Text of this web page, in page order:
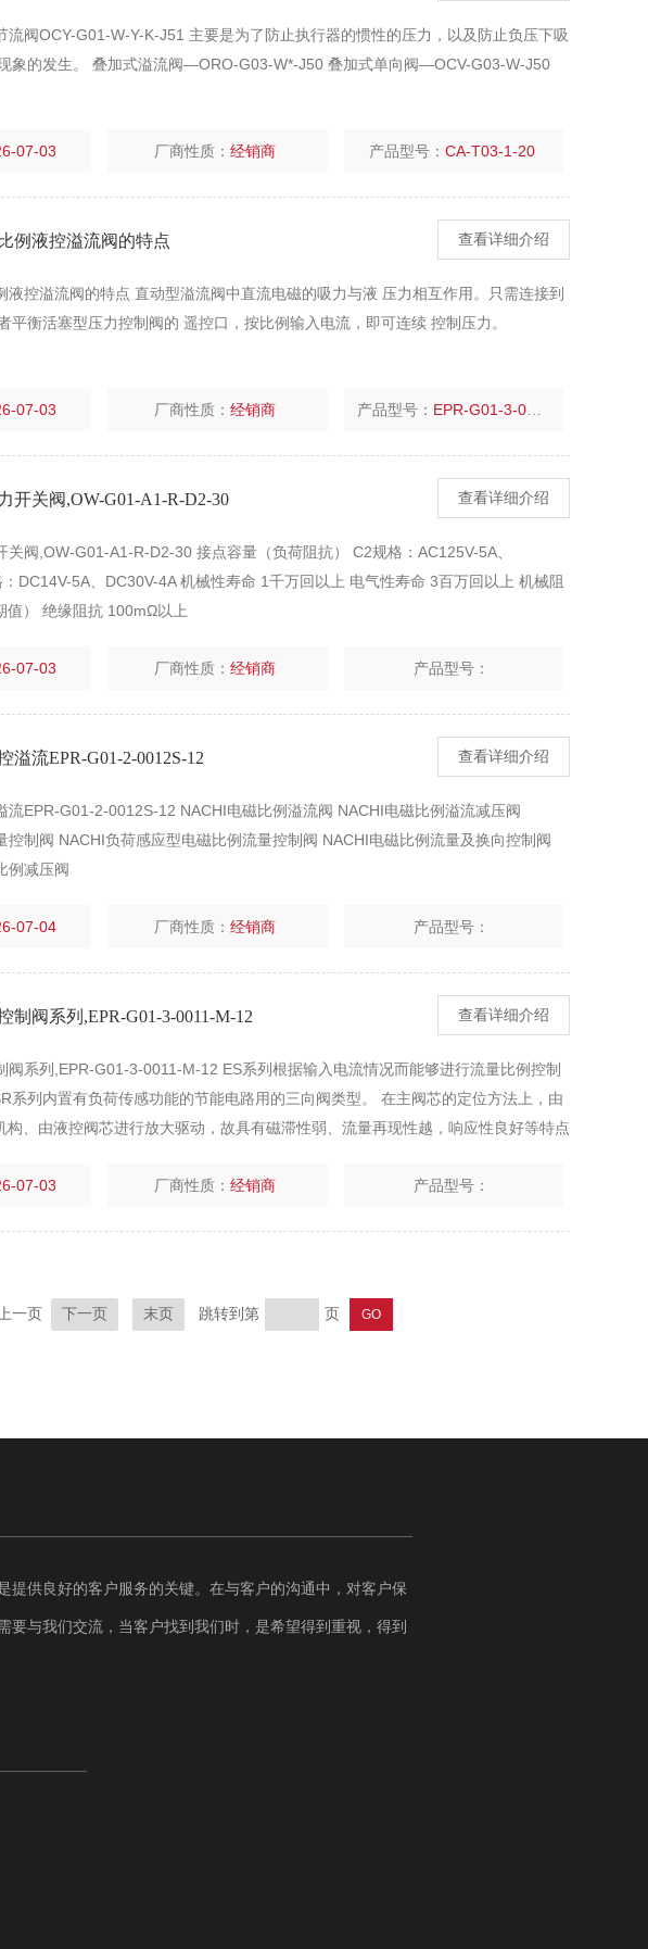
流阀OCY-G01-W-Y-K-J51 主要是为了防止执行器的惯性的压力，以及防止负压下吸
象的发生。 叠加式溢流阀—ORO-G03-W*-J50 叠加式单向阀—OCV-G03-W-J50
07-03 厂商性质：经销商 产品型号： CA-T03-1-20
例液控溢流阀的特点 查看详细介绍
液控溢流阀的特点 直动型溢流阀中直流电磁的吸力与液 压力相互作用。只需连接到
平衡活塞型压力控制阀的 遥控口，按比例输入电流，即可连续 控制压力。
07-03 厂商性质：经销商 产品型号： EPR-G01-3-0000-1
开关阀,OW-G01-A1-R-D2-30 查看详细介绍
关阀,OW-G01-A1-R-D2-30 接点容量（负荷阻抗） C2规格：AC125V-5A、
DC14V-5A、DC30V-4A 机械性寿命 1千万回以上 电气性寿命 3百万回以上 机械阻
值） 绝缘阻抗 100mΩ以上
07-03 厂商性质：经销商 产品型号：
流EPR-G01-2-0012S-12 查看详细介绍
流EPR-G01-2-0012S-12 NACHI电磁比例溢流阀 NACHI电磁比例溢流减压阀
控制阀 NACHI负荷感应型电磁比例流量控制阀 NACHI电磁比例流量及换向控制阀
例减压阀
07-04 厂商性质：经销商 产品型号：
制阀系列,EPR-G01-3-0011-M-12 查看详细介绍
阀系列,EPR-G01-3-0011-M-12 ES系列根据输入电流情况而能够进行流量比例控制
系列内置有负荷传感功能的节能电路用的三向阀类型。 在主阀芯的定位方法上，由
构、由液控阀芯进行放大驱动，故具有磁滞性弱、流量再现性越，响应性良好等特点
07-03 厂商性质：经销商 产品型号：
一页 下一页 末页 跳转到第 页
提供良好的客户服务的关键。在与客户的沟通中，对客户保
要与我们交流，当客户找到我们时，是希望得到重视，得到